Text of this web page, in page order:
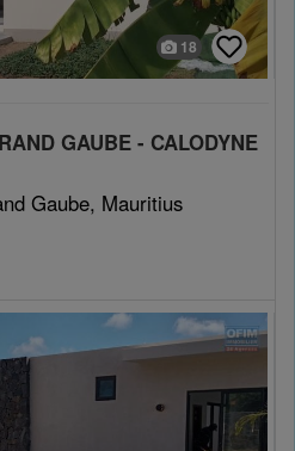
18
GAUBE - CALODYNE
Gaube, Mauritius